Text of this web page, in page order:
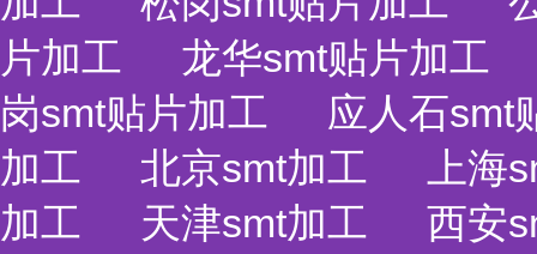
片加工
龙华smt贴片加工
岗smt贴片加工
应人石smt
加工
北京smt加工
上海
加工
天津smt加工
西安